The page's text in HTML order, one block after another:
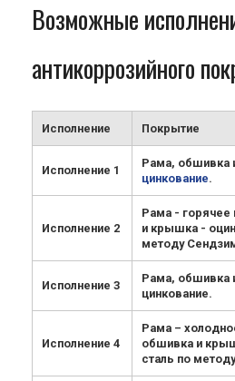
Возможные
антикоррозийного
Исполнение Покрытие
Исполнение 1
Рама, обшивка
цинкование.
Исполнение 2
Рама - горячее
и крышка -
методу
Исполнение 3
Рама, обшивка
цинкование.
Исполнение 4
Рама –
обшивка и
сталь по